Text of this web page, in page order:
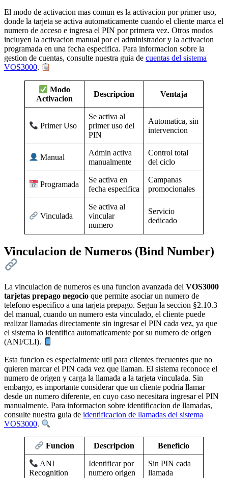
El modo de activacion mas comun es la activacion por primer uso,
donde la tarjeta se activa automaticamente cuando el cliente marca el
numero de acceso e ingresa el PIN por primera vez. Otros modos
incluyen la activacion manual por el administrador y la activacion
programada en una fecha especifica. Para informacion sobre la
gestion de cuentas, consulte nuestra guia de cuentas del sistema
VOS3000.
Modo
Activacion
Descripcion Ventaja
Primer Uso
Se activa al
primer uso del
PIN
Automatica, sin
intervencion
Manual
Admin activa
manualmente
Control total
del ciclo
Programada
Se activa en
fecha especifica
Campanas
promocionales
Vinculada
Se activa al
vincular
numero
Servicio
dedicado
Vinculacion de Numeros (Bind Number)
La vinculacion de numeros es una funcion avanzada del VOS3000
tarjetas prepago negocio que permite asociar un numero de
telefono especifico a una tarjeta prepago. Segun la seccion §2.10.3
del manual, cuando un numero esta vinculado, el cliente puede
realizar llamadas directamente sin ingresar el PIN cada vez, ya que
el sistema lo identifica automaticamente por su numero de origen
(ANI/CLI).
Esta funcion es especialmente util para clientes frecuentes que no
quieren marcar el PIN cada vez que llaman. El sistema reconoce el
numero de origen y carga la llamada a la tarjeta vinculada. Sin
embargo, es importante considerar que un cliente podria llamar
desde un numero diferente, en cuyo caso necesitara ingresar el PIN
manualmente. Para informacion sobre identificacion de llamadas,
consulte nuestra guia de identificacion de llamadas del sistema
VOS3000.
Funcion Descripcion Beneficio
ANI
Recognition
Identificar por
numero origen
Sin PIN cada
llamada